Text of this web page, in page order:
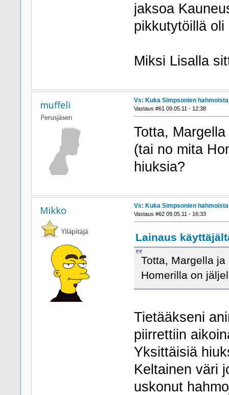
jaksoa
pikkutytöillä
Miksi Lisalla
muffeli Vs: Kuka Simpsonien
Vastaus #61 09.05.11 - 12:38
Totta,
(tai no mita
hiuksia?
Mikko Vs: Kuka Simpsonien
Vastaus #62 09.05.11 - 16:33
Lainaus
Totta, Margella
Homerilla on
Tietääkseni
piirrettiin
Yksittäisiä
Keltainen väri
uskonut